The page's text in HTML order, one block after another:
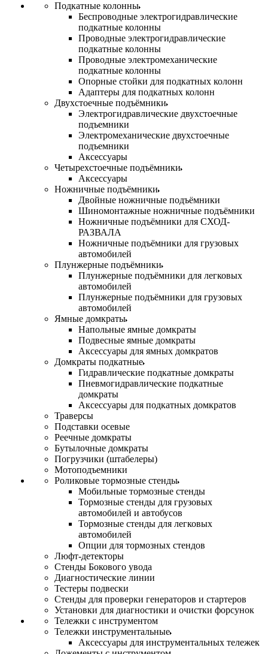
Подкатные колонны
Беспроводные электрогидравлические
подкатные колонны
Проводные электрогидравлические
подкатные колонны
Проводные электромеханические
подкатные колонны
Опорные стойки для подкатных колонн
Адаптеры для подкатных колонн
Двухстоечные подъёмники
Электрогидравлические двухстоечные
подъемники
Электромеханические двухстоечные
подъемники
Аксессуары
Четырехстоечные подъёмники
Аксессуары
Ножничные подъёмники
Двойные ножничные подъёмники
Шиномонтажные ножничные подъёмники
Ножничные подъёмники для СХОД-
РАЗВАЛА
Ножничные подъёмники для грузовых
автомобилей
Плунжерные подъёмники
Плунжерные подъёмники для легковых
автомобилей
Плунжерные подъёмники для грузовых
автомобилей
Ямные домкраты
Напольные ямные домкраты
Подвесные ямные домкраты
Аксессуары для ямных домкратов
Домкраты подкатные
Гидравлические подкатные домкраты
Пневмогидравлические подкатные
домкраты
Аксессуары для подкатных домкратов
Траверсы
Подставки осевые
Реечные домкраты
Бутылочные домкраты
Погрузчики (штабелеры)
Мотоподъемники
Роликовые тормозные стенды
Мобильные тормозные стенды
Тормозные стенды для грузовых
автомобилей и автобусов
Тормозные стенды для легковых
автомобилей
Опции для тормозных стендов
Люфт-детекторы
Стенды Бокового увода
Диагностические линии
Тестеры подвески
Стенды для проверки генераторов и стартеров
Установки для диагностики и очистки форсунок
Тележки с инструментом
Тележки инструментальные
Аксессуары для инструментальных тележек